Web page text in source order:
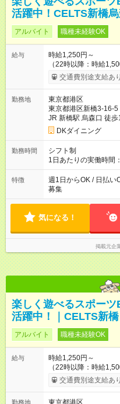
活躍中！CELTS新橋
アルバイト 職種未経験OK
給与
時給1,250円～
（22時以降：時給
食事補助あり⇒1食
大3万円
交通費別途支給あり
勤務地
東京都港区
東京都港区新橋3-16-
JR 新橋駅 烏森口 徒歩
DKダイニング
勤務時間
シフト制
1日あたりの実働時間
しては翌5:00まで）
OK◎ ※22時以降勤務
特徴
週1日からOK / 日払い
募集
気になる！
掲載元企
楽しく遊べるスポー
活躍中！｜CELTS新
アルバイト 職種未経験OK
給与
時給1,250円～
（22時以降：時給
食事補助あり⇒1食
大3万円
交通費別途支給あり
勤務地 東京都港区